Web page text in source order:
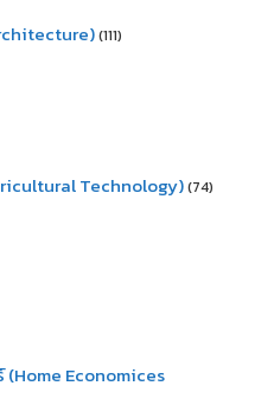
(111)
Technology)(74)
Economices